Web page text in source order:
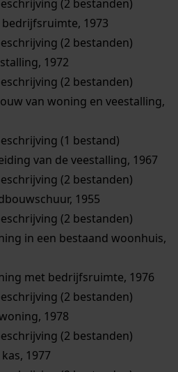
(2 bestanden)
1973
(2 bestanden)
1972
(2 bestanden)
van woning en veestalling,
(1 bestand)
van de veestalling, 1967
(2 bestanden)
1955
(2 bestanden)
in een bestaand woonhuis,
met bedrijfsruimte, 1976
(2 bestanden)
1978
(2 bestanden)
1977